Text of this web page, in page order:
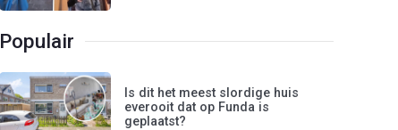
Populair
Is dit het meest slordige huis
everooit dat op Funda is
geplaatst?